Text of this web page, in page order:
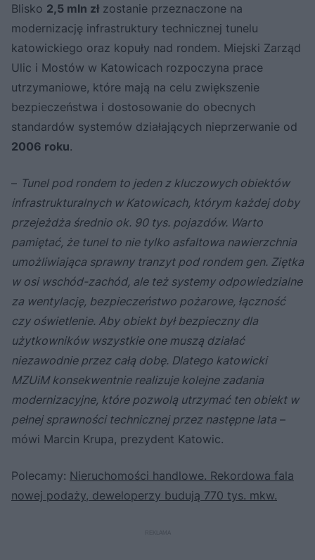
Blisko 2,5 mln zł zostanie przeznaczone na
modernizację infrastruktury technicznej tunelu
katowickiego oraz kopuły nad rondem. Miejski Zarząd
Ulic i Mostów w Katowicach rozpoczyna prace
utrzymaniowe, które mają na celu zwiększenie
bezpieczeństwa i dostosowanie do obecnych
standardów systemów działających nieprzerwanie od
2006 roku.
– Tunel pod rondem to jeden z kluczowych obiektów
infrastrukturalnych w Katowicach, którym każdej doby
przejeżdża średnio ok. 90 tys. pojazdów. Warto
pamiętać, że tunel to nie tylko asfaltowa nawierzchnia
umożliwiająca sprawny tranzyt pod rondem gen. Ziętka
w osi wschód-zachód, ale też systemy odpowiedzialne
za wentylację, bezpieczeństwo pożarowe, łączność
czy oświetlenie. Aby obiekt był bezpieczny dla
użytkowników wszystkie one muszą działać
niezawodnie przez całą dobę. Dlatego katowicki
MZUiM konsekwentnie realizuje kolejne zadania
modernizacyjne, które pozwolą utrzymać ten obiekt w
pełnej sprawności technicznej przez następne lata –
mówi Marcin Krupa, prezydent Katowic.
Polecamy: Nieruchomości handlowe. Rekordowa fala
nowej podaży, deweloperzy budują 770 tys. mkw.